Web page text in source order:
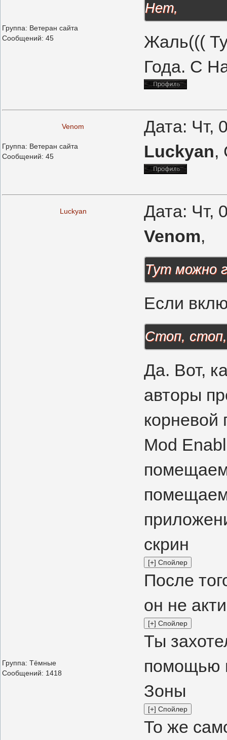
Группа: Ветеран сайта
Сообщений: 45
Нет,
Жаль(((
Года. С
Venom Дата: Чт,
Группа: Ветеран сайта
Сообщений: 45 Luckyan,
Luckyan Дата: Чт,
Группа: Тёмные
Сообщений: 1418
Venom,
Тут можно
Если
Стоп,
Да. Вот,
авторы
корневой
Mod
помещаем
скрин
После
он не
Ты
помощью
Зоны
То же